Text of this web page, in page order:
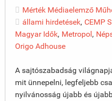
Mérték Médiaelemző
állami hirdetések, CEMP
Magyar Idők, Metropol,
Origo Adhouse
A sajtószabadság
mit ünnepelni, legfeljebb
nyilvánosság újabb és